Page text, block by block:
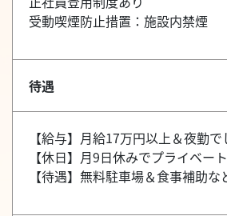
受動喫煙防止措置：施設内禁煙
待遇
【給与】月給17万円以上＆夜勤
【休日】月9日休みでプライベー
【待遇】無料駐車場＆食事補助